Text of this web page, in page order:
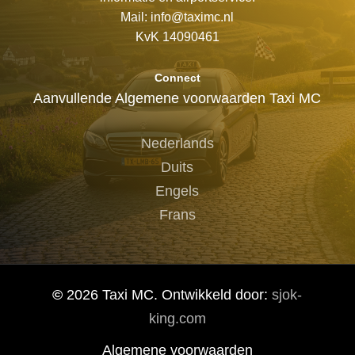
Mail: info@taximc.nl
KvK 14090461
Connect
Aanvullende Algemene voorwaarden Taxi MC
Nederlands
Duits
Engels
Frans
©2026 Taxi MC. Ontwikkeld door:sjok-
king.com
Algemene voorwaarden